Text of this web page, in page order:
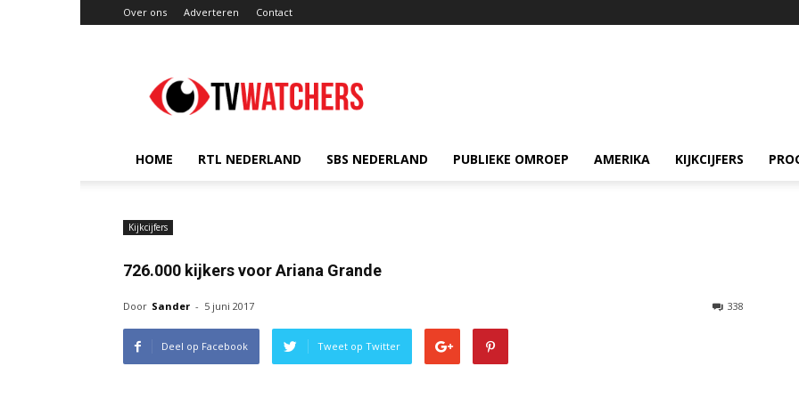
Over ons Adverteren Contact
HOME RTL NEDERLAND SBS NEDERLAND PUBLIEKE OMROEP AMERIKA KIJKCIJFERS
Kijkcijfers
726.000 kijkers voor Ariana Grande
Door Sander - 5 juni 2017 338
Deel op Facebook Tweet op Twitter